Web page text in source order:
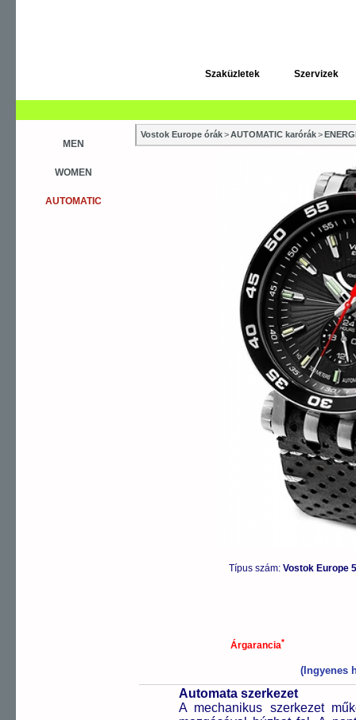
Szaküzletek Szervizek
MEN
WOMEN
AUTOMATIC
Vostok Europe órák>AUTOMATIC karórák>
Típus szám: Vostok Europe
Árgarancia*
(Ingyenes
Automata szerkezet
A mechanikus szerkezet